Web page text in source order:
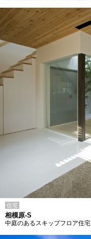
住宅
相模原-S
中庭のあるスキップフロア住宅